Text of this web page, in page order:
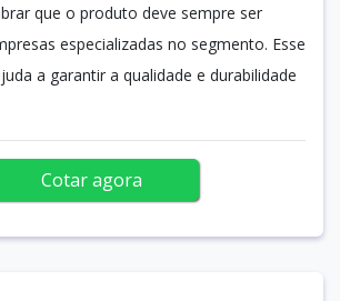
que o produto deve sempre ser
especializadas no segmento. Esse
a garantir a qualidade e durabilidade
Cotar agora